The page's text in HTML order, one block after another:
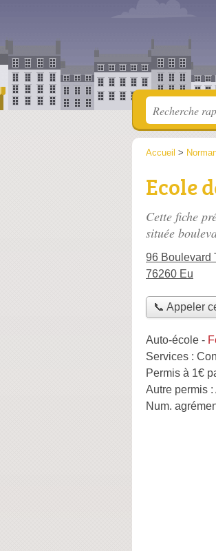
Accueil >
Ecole
Cette fiche
située
96 Boulevard
76260 Eu
📞 Appeler
Auto-école -
Services :
Permis à 1€
Autre permis :
Num.